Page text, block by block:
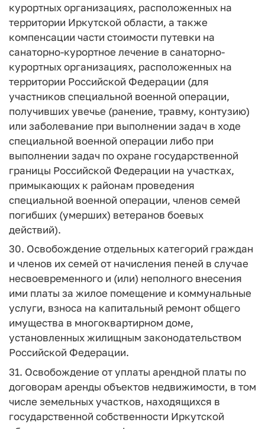
курортных организациях, расположенных на
территории Иркутской области, а также
компенсации части стоимости путевки на
санаторно-курортное лечение в санаторно-
курортных организациях, расположенных на
территории Российской Федерации (для
участников специальной военной операции,
получивших увечье (ранение, травму, контузию)
или заболевание при выполнении задач в ходе
специальной военной операции либо при
выполнении задач по охране государственной
границы Российской Федерации на участках,
примыкающих к районам проведения
специальной военной операции, членов семей
погибших (умерших) ветеранов боевых
действий).
30. Освобождение отдельных категорий граждан
и членов их семей от начисления пеней в случае
несвоевременного и (или) неполного внесения
ими платы за жилое помещение и коммунальные
услуги, взноса на капитальный ремонт общего
имущества в многоквартирном доме,
установленных жилищным законодательством
Российской Федерации.
31. Освобождение от уплаты арендной платы по
договорам аренды объектов недвижимости, в том
числе земельных участков, находящихся в
государственной собственности Иркутской